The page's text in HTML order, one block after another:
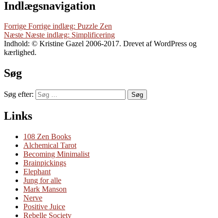
Indlægsnavigation
Forrige Forrige indlæg: Puzzle Zen
Næste Næste indlæg: Simplificering
Indhold: © Kristine Gazel 2006-2017. Drevet af WordPress og
kærlighed.
Søg
Søg efter: Søg
Links
108 Zen Books
Alchemical Tarot
Becoming Minimalist
Brainpickings
Elephant
Jung for alle
Mark Manson
Nerve
Positive Juice
Rebelle Society